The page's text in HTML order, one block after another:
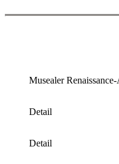
Musealer
Detail
Detail